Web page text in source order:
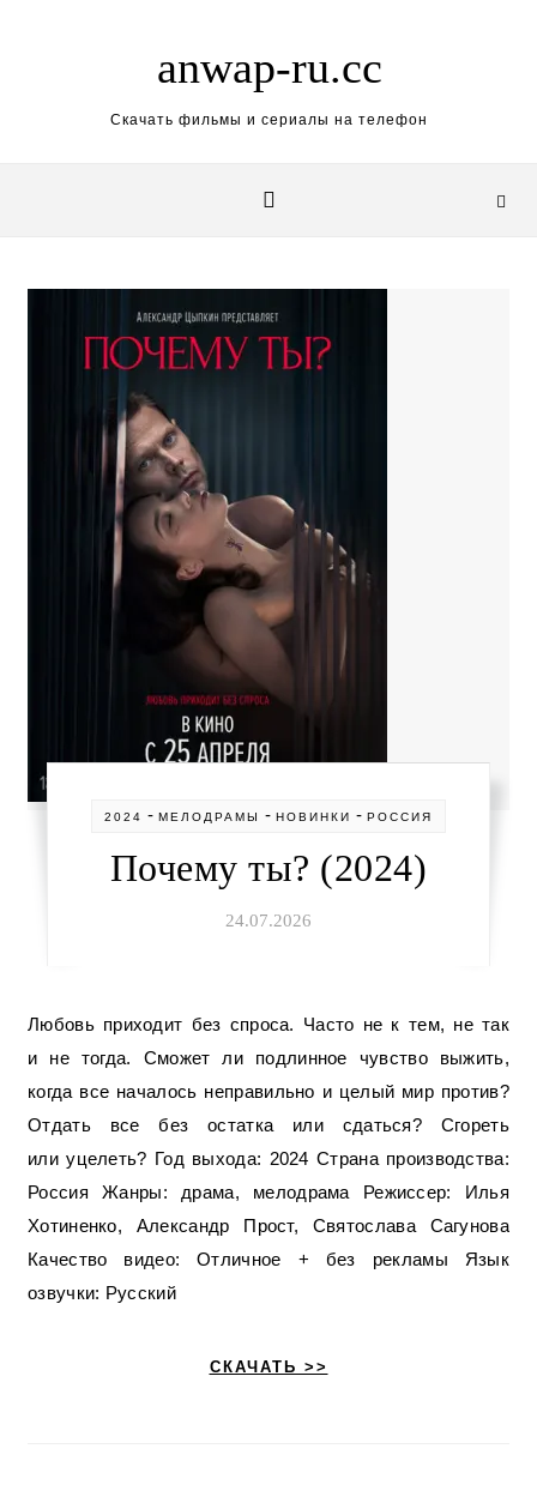
anwap-ru.cc
Скачать фильмы и сериалы на телефон
2024 - МЕЛОДРАМЫ - НОВИНКИ - РОССИЯ
Почему ты? (2024)
24.07.2026
Любовь приходит без спроса. Часто не к тем, не так
и не тогда. Сможет ли подлинное чувство выжить,
когда все началось неправильно и целый мир против?
Отдать все без остатка или сдаться? Сгореть
или уцелеть? Год выхода: 2024 Страна производства:
Россия Жанры: драма, мелодрама Режиссер: Илья
Хотиненко, Александр Прост, Святослава Сагунова
Качество видео: Отличное + без рекламы Язык
озвучки: Русский
СКАЧАТЬ >>